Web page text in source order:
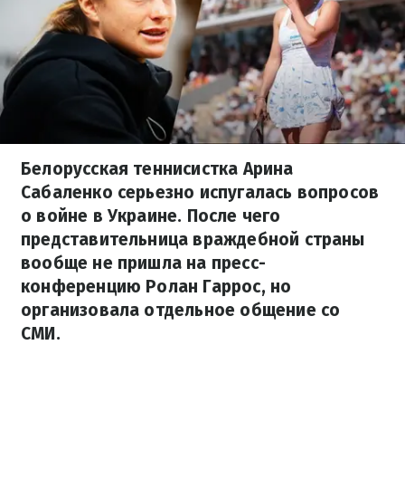
Белорусская теннисистка Арина
Сабаленко серьезно испугалась вопросов
о войне в Украине. После чего
представительница враждебной страны
вообще не пришла на пресс-
конференцию Ролан Гаррос, но
организовала отдельное общение со
СМИ.